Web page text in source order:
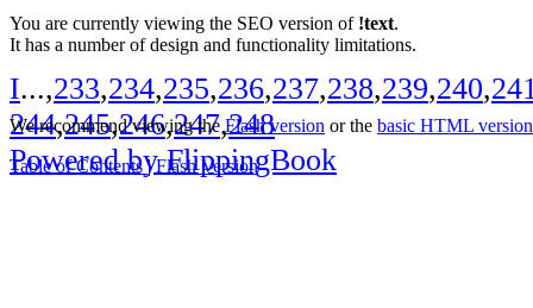
You are currently viewing the SEO version of !text.
It has a number of design and functionality limitations.
We recommend viewing the Flash version or the basic HTML version
Table of Contents| Flash Version
I...,233,234,235,236,237,238,239,240,
244,245,246,247,248
Powered by FlippingBook